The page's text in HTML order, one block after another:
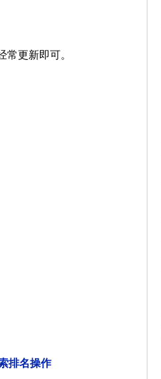
更新即可。
排名操作